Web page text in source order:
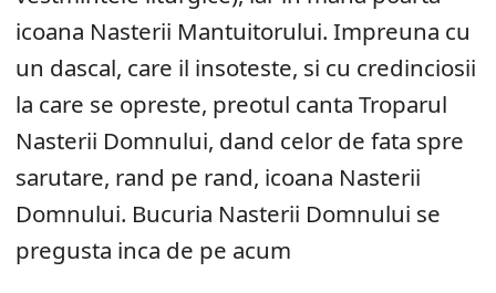
icoana Nasterii Mantuitorului. Impreuna cu
un dascal, care il insoteste, si cu credinciosii
la care se opreste, preotul canta Troparul
Nasterii Domnului, dand celor de fata spre
sarutare, rand pe rand, icoana Nasterii
Domnului. Bucuria Nasterii Domnului se
pregusta inca de pe acum